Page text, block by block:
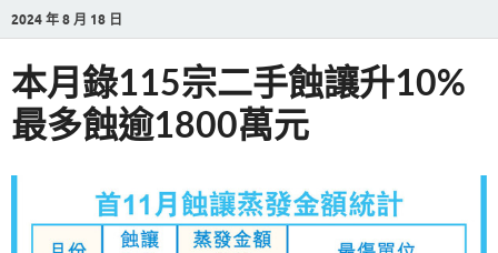
2024 年 8 月 18 日
本月錄115宗二手蝕讓升10%
最多蝕逾1800萬元